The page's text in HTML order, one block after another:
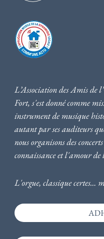
L’Association des Amis de
Fort, s'est donné comme
instrument de musique
autant par ses auditeurs
nousorganisons des
connaissance et l'amour
L'orgue, classique certes...